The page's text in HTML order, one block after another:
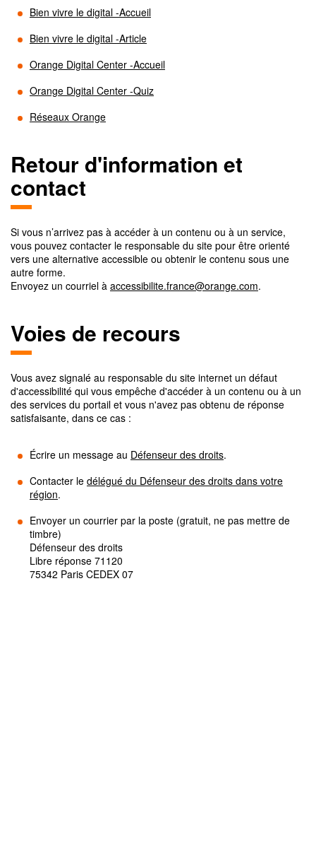
Bien vivre le digital -Accueil
Bien vivre le digital -Article
Orange Digital Center -Accueil
Orange Digital Center -Quiz
Réseaux Orange
Retour d'information et
contact
Si vous n’arrivez pas à accéder à un contenu ou à un service,
vous pouvez contacter le responsable du site pour être orienté
vers une alternative accessible ou obtenir le contenu sous une
autre forme.
Envoyez un courriel à accessibilite.france@orange.com.
Voies de recours
Vous avez signalé au responsable du site internet un défaut
d'accessibilité qui vous empêche d'accéder à un contenu ou à un
des services du portail et vous n'avez pas obtenu de réponse
satisfaisante, dans ce cas :
Écrire un message au Défenseur des droits.
Contacter le délégué du Défenseur des droits dans votre
région.
Envoyer un courrier par la poste (gratuit, ne pas mettre de
timbre)
Défenseur des droits
Libre réponse 71120
75342 Paris CEDEX 07